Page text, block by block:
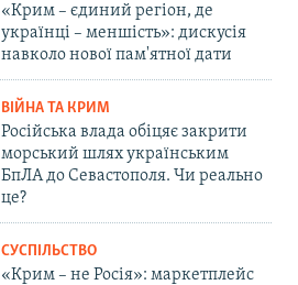
«Крим – єдиний регіон, де
українці – меншість»: дискусія
навколо нової пам'ятної дати
ВІЙНА ТА КРИМ
Російська влада обіцяє закрити
морський шлях українським
БпЛА до Севастополя. Чи реально
це?
СУСПІЛЬСТВО
«Крим – не Росія»: маркетплейс